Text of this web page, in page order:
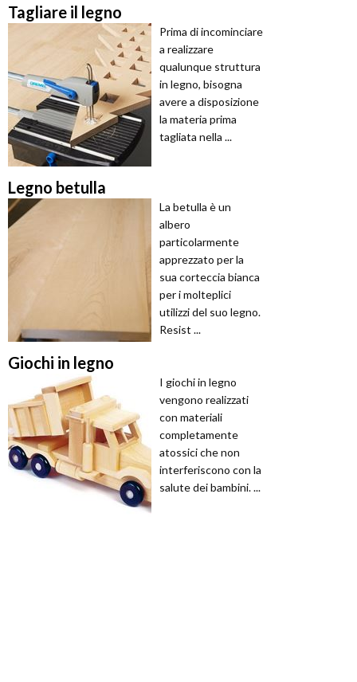
Tagliare il legno
Prima di incominciare
a realizzare
qualunque struttura
in legno, bisogna
avere a disposizione
la materia prima
tagliata nella ...
Legno betulla
La betulla è un
albero
particolarmente
apprezzato per la
sua corteccia bianca
per i molteplici
utilizzi del suo legno.
Resist ...
Giochi in legno
I giochi in legno
vengono realizzati
con materiali
completamente
atossici che non
interferiscono con la
salute dei bambini. ...